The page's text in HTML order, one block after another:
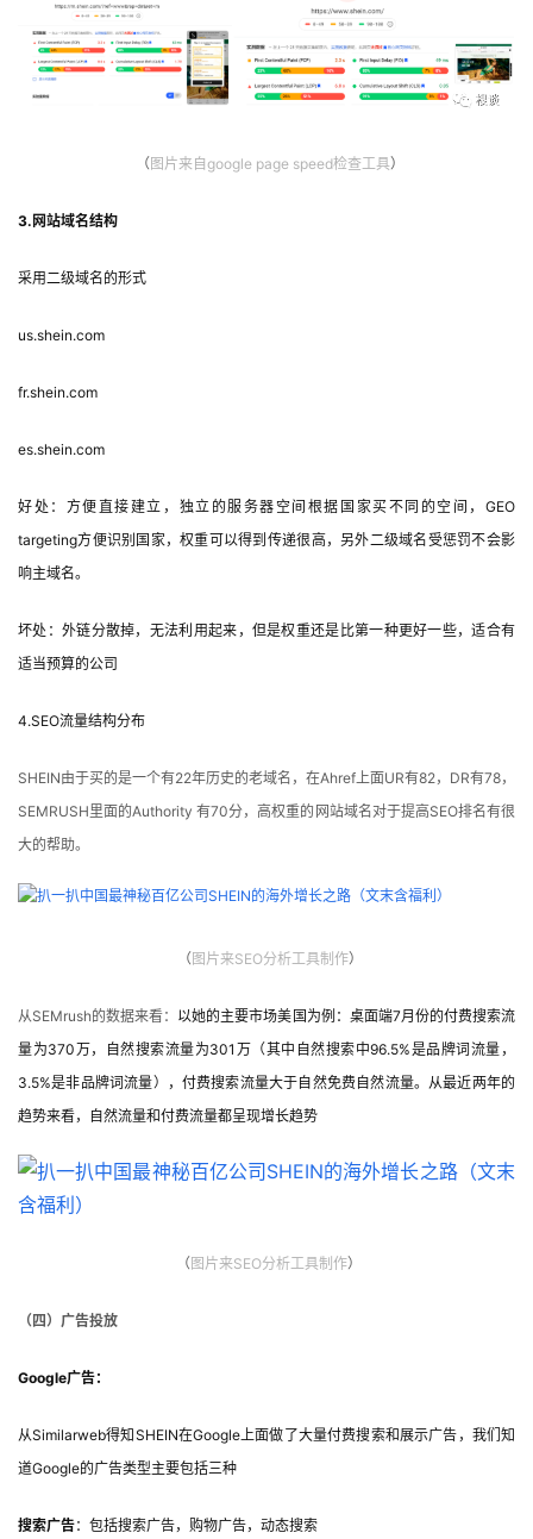
（ 图片来自google page speed检查工具）
3.网站域名结构
采用二级域名的形式
us.shein.com
fr.shein.com
es.shein.com
好处：方便直接建立，独立的服务器空间根据国家买不同的空间，GEO
targeting方便识别国家，权重可以得到传递很高，另外二级域名受惩罚不会影
响主域名。
坏处：外链分散掉，无法利用起来，但是权重还是比第一种更好一些，适合有
适当预算的公司
4.SEO流量结构分布
SHEIN由于买的是一个有22年历史的老域名，在Ahref上面UR有82，DR有78，
SEMRUSH里面的Authority 有70分，高权重的网站域名对于提高SEO排名有很
大的帮助。
（ 图片来SEO分析工具制作）
从SEMrush的数据来看： 以她的主要市场美国为例：桌面端7月份的付费搜索流
量为370万，自然搜索流量为301万（其中自然搜索中96.5%是品牌词流量，
3.5%是非品牌词流量），付费搜索流量大于自然免费自然流量。从最近两年的
趋势来看，自然流量和付费流量都呈现增长趋势
（ 图片来SEO分析工具制作）
（四）广告投放
Google广告：
从Similarweb得知SHEIN在Google上面做了大量付费搜索和展示广告，我们知
道Google的广告类型主要包括三种
搜索广告：包括搜索广告，购物广告，动态搜索